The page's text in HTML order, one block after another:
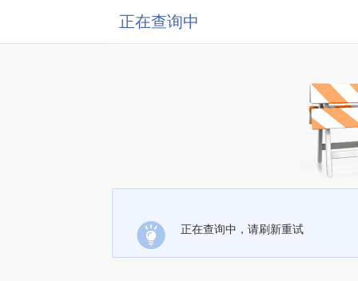
正在查询中
正在查询中，请刷新重试